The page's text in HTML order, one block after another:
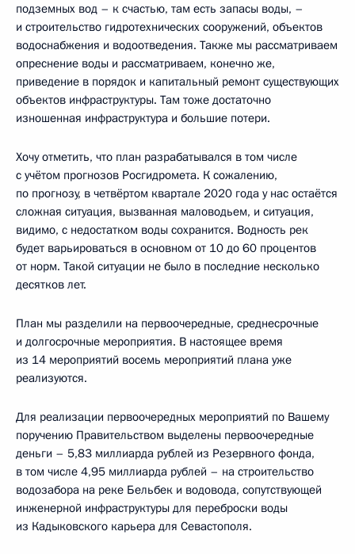
подземных вод – к счастью, там есть запасы воды, –
и строительство гидротехнических сооружений, объектов
водоснабжения и водоотведения. Также мы рассматриваем
опреснение воды и рассматриваем, конечно же,
приведение в порядок и капитальный ремонт существующих
объектов инфраструктуры. Там тоже достаточно
изношенная инфраструктура и большие потери.
Хочу отметить, что план разрабатывался в том числе
с учётом прогнозов Росгидромета. К сожалению,
по прогнозу, в четвёртом квартале 2020 года у нас остаётся
сложная ситуация, вызванная маловодьем, и ситуация,
видимо, с недостатком воды сохранится. Водность рек
будет варьироваться в основном от 10 до 60 процентов
от норм. Такой ситуации не было в последние несколько
десятков лет.
План мы разделили на первоочередные, среднесрочные
и долгосрочные мероприятия. В настоящее время
из 14 мероприятий восемь мероприятий плана уже
реализуются.
Для реализации первоочередных мероприятий по Вашему
поручению Правительством выделены первоочередные
деньги – 5,83 миллиарда рублей из Резервного фонда,
в том числе 4,95 миллиарда рублей – на строительство
водозабора на реке Бельбек и водовода, сопутствующей
инженерной инфраструктуры для переброски воды
из Кадыковского карьера для Севастополя.